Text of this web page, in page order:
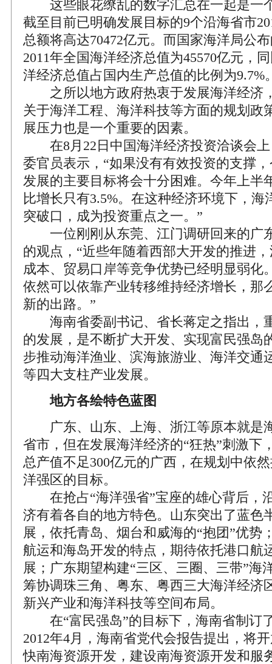
这些眼花缭乱的数字汇总在一起是一
截至目前已明确发展目标的9个沿海省市
总额将高达70472亿元。而国家海洋局公
2011年全国海洋经济总值为45570亿元，
洋经济总值占国内生产总值的比例为9.7%
之所以地方政府热衷于发展海洋经济
关于海洋工程、海洋科技等方面的规划政
展压力也是一个重要的因素。
在8月22日中国海洋经济投资洽谈会上
委官员表示，“如果没有有效投资的支撑
发展的主要目标将会十分困难。今年上半
比增长只有3.5%。在这种经济环境下，海
突破口，成为投资重点之一。”
一位刚刚从东莞、江门调研回来的广
的观点，“近些年随着西部大开发的推进
成本、贸易口岸等竞争优势已经明显弱化
依然可以依靠产业转移维持经济增长，那
新的出路。”
海南省委副书记、省长蒋定之指出，
的发展，是不断扩大开发、实现富民强岛
步推动海洋渔业、滨海旅游业、海洋交通
等四大支柱产业发展。
地方各绘特色蓝图
广东、山东、上海、浙江等原本就是
省市，但在发展海洋经济的“狂热”刺激下
总产值不足300亿元的广西，在规划中依
洋强区的目标。
在抢占“海洋强省”宝座的雄心背后，
济有着各自的地方特色。山东突出了蓝色
展，依托青岛、烟台和威海的“抱团”优势
航运和海岛开发的特点，期待依托港口航
展；广东期望构建“三区、三圈、三带”海
筹协调珠三角、粤东、粤西三大海洋经济
新兴产业和海洋科技等空间布局。
在“富民强岛”的目标下，海南省制订
2012年4月，海南省党代会报告提出，将
快南海资源开发，建设南海资源开发和服